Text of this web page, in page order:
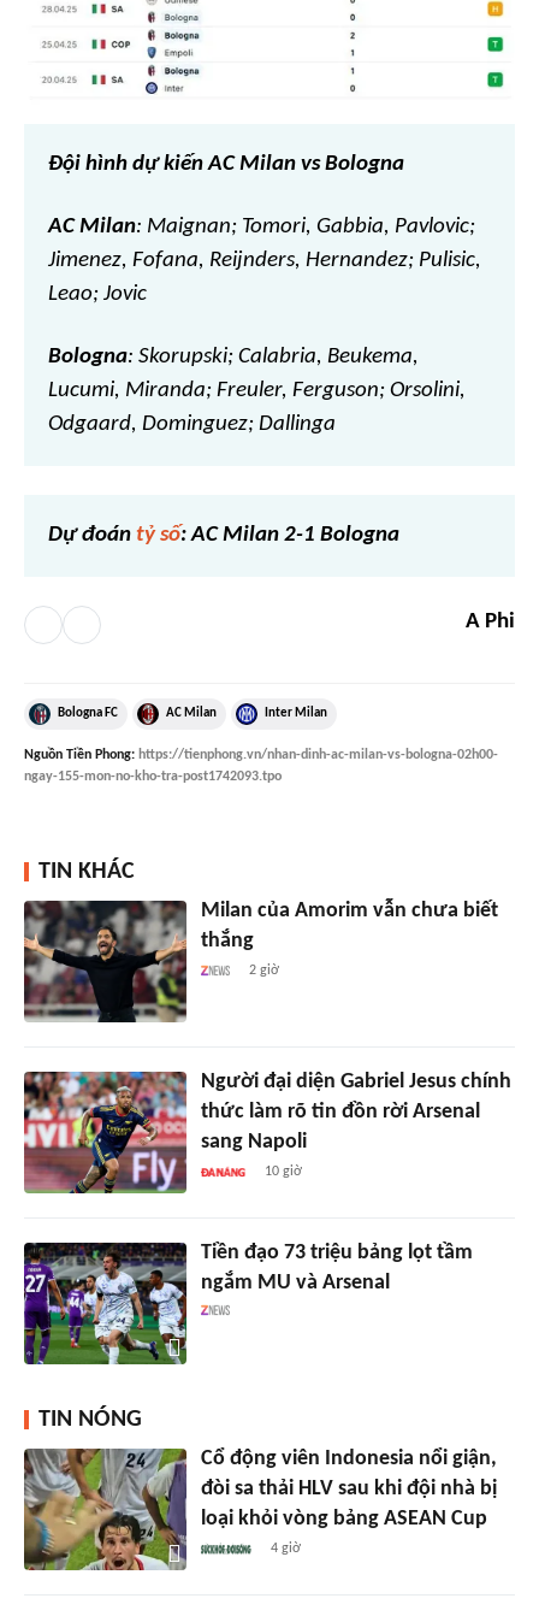
Đội hình dự kiến AC Milan vs Bologna
AC Milan: Maignan; Tomori, Gabbia, Pavlovic;
Jimenez, Fofana, Reijnders, Hernandez; Pulisic,
Leao; Jovic
Bologna: Skorupski; Calabria, Beukema,
Lucumi, Miranda; Freuler, Ferguson; Orsolini,
Odgaard, Dominguez; Dallinga
Dự đoán tỷ số: AC Milan 2-1 Bologna
A Phi
Bologna FC AC Milan Inter Milan
Nguồn Tiền Phong: https://tienphong.vn/nhan-dinh-ac-milan-vs-bologna-02h00-
ngay-155-mon-no-kho-tra-post1742093.tpo
TIN KHÁC
Milan của Amorim vẫn chưa biết
thắng
2 giờ
Người đại diện Gabriel Jesus chính
thức làm rõ tin đồn rời Arsenal
sang Napoli
10 giờ
Tiền đạo 73 triệu bảng lọt tầm
ngắm MU và Arsenal
TIN NÓNG
Cổ động viên Indonesia nổi giận,
đòi sa thải HLV sau khi đội nhà bị
loại khỏi vòng bảng ASEAN Cup
4 giờ